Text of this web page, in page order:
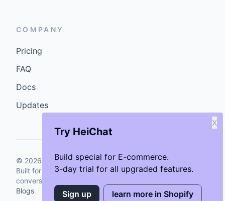
Try HeiChat
Build special for E-commerce.
3-day trial for all upgraded features.
X
Sign up learn more in Shopify
COMPANY
Pricing
FAQ
Docs
Updates
© 2026 GenCybers Inc. All rights reserved.
Built for storefronts that want faster answers and cleaner
conversions.
Blogs